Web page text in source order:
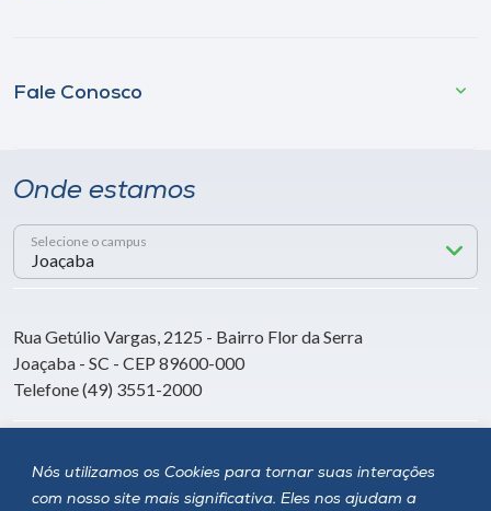
Nós utilizamos os Cookies para tornar suas interações
com nosso site mais significativa. Eles nos ajudam a
Fale Conosco
Onde estamos
Selecione o campus
Rua Getúlio Vargas, 2125 - Bairro Flor da Serra
Joaçaba - SC - CEP 89600-000
Telefone (49) 3551-2000
Siga a Unoesc